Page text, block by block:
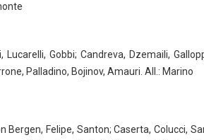
Lucarelli, Gobbi; Candreva, Dzemaili,
Palladino, Bojinov, Amauri. All.: Marino
Bergen, Felipe, Santon; Caserta, Colucci,